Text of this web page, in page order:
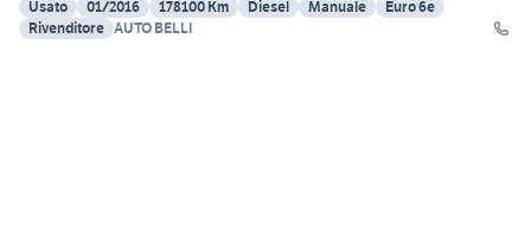
Usato
01/2016 178100 Km Diesel Manuale
Euro 6e
Rivenditore AUTO BELLI